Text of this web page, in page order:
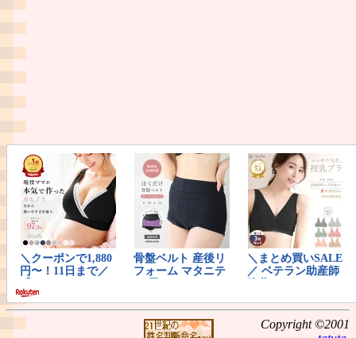
Copyright ©2001